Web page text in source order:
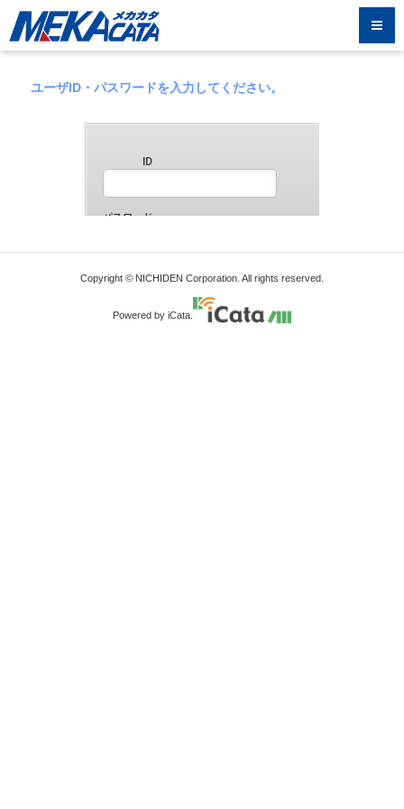
ユーザID・パスワードを入力してください。
Copyright © NICHIDEN Corporation. All rights reserved.
Powered by iCata.